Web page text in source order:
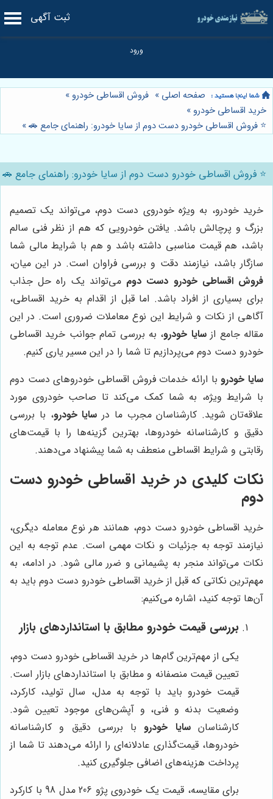
ثبت آگهی
صفحه اصلی » فروش اقساطی خودرو »
خرید اقساطی خودرو »
⭐️ فروش اقساطی خودرو دست دوم از سایا خودرو: راهنمای جامع 🚗»
⭐️ فروش اقساطی خودرو دست دوم از سایا خودرو: راهنمای جامع 🚗
خرید خودرو، به ویژه خودروی دست دوم، می‌تواند یک تصمیم
بزرگ و پرچالش باشد. یافتن خودرویی که هم از نظر فنی سالم
باشد، هم قیمت مناسبی داشته باشد و هم با شرایط مالی شما
سازگار باشد، نیازمند دقت و بررسی فراوان است. در این میان،
فروش اقساطی خودرو دست دوم می‌تواند یک راه حل جذاب
برای بسیاری از افراد باشد. اما قبل از اقدام به خرید اقساطی،
آگاهی از نکات و شرایط این نوع معاملات ضروری است. در این
مقاله جامع ازسایا خودرو، به بررسی تمام جوانب خرید اقساطی
خودرو دست دوم می‌پردازیم تا شما را در این مسیر یاری کنیم.
سایا خودروبا ارائه خدمات فروش اقساطی خودروهای دست دوم
با شرایط ویژه، به شما کمک می‌کند تا صاحب خودروی مورد
علاقه‌تان شوید. کارشناسان مجرب ما در سایا خودرو، با بررسی
دقیق و کارشناسانه خودروها، بهترین گزینه‌ها را با قیمت‌های
رقابتی و شرایط اقساطی منعطف به شما پیشنهاد می‌دهند.
نکات کلیدی در خرید اقساطی خودرو دست
دوم
خرید اقساطی خودرو دست دوم، همانند هر نوع معامله دیگری،
نیازمند توجه به جزئیات و نکات مهمی است. عدم توجه به این
نکات می‌تواند منجر به پشیمانی و ضرر مالی شود. در ادامه، به
مهم‌ترین نکاتی که قبل از خرید اقساطی خودرو دست دوم باید به
آن‌ها توجه کنید، اشاره می‌کنیم:
بررسی قیمت خودرو مطابق با استانداردهای بازار
یکی از مهم‌ترین گام‌ها در خرید اقساطی خودرو دست دوم،
تعیین قیمت منصفانه و مطابق با استانداردهای بازار است.
قیمت خودرو باید با توجه به مدل، سال تولید، کارکرد،
وضعیت بدنه و فنی، و آپشن‌های موجود تعیین شود.
کارشناسانسایا خودروبا بررسی دقیق و کارشناسانه
خودروها، قیمت‌گذاری عادلانه‌ای را ارائه می‌دهند تا شما از
پرداخت هزینه‌های اضافی جلوگیری کنید.
برای مقایسه، قیمت یک خودروی پژو 206 مدل 98 با کارکرد